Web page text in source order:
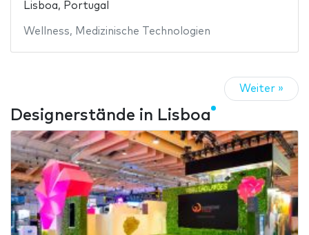
Lisboa, Portugal
Wellness, Medizinische Technologien
Weiter »
Designerstände in Lisboa